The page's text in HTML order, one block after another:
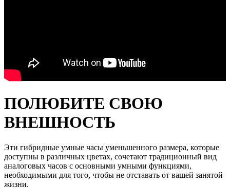
ПОЛЮБИТЕ СВОЮ
ВНЕШНОСТЬ
Эти гибридные умные часы уменьшенного размера, которые
доступны в различных цветах, сочетают традиционный вид
аналоговых часов с основными умными функциями,
необходимыми для того, чтобы не отставать от вашей занятой
жизни.